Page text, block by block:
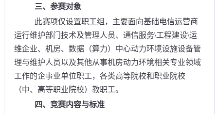
三、参赛对象
此赛项仅设置职工组，主要面向基础电信运营商
运行维护部门技术及管理人员、通信服务\工程建设\运
维企业、机房、数据（算力）中心动力环境设施设备管
理与维护人员以及其他从事机房动力环境相关专业领域
工作的企事业单位职工，各类高等院校和职业院校
（中、高等职业院校）教职工。
四、竞赛内容与标准